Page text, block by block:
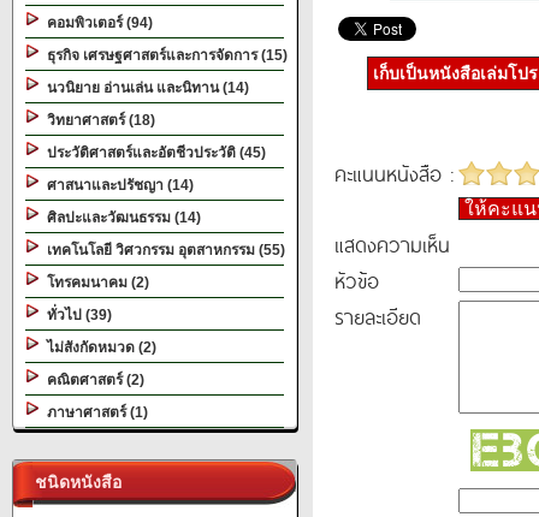
คอมพิวเตอร์ (94)
ธุรกิจ เศรษฐศาสตร์และการจัดการ (15)
นวนิยาย อ่านเล่น และนิทาน (14)
วิทยาศาสตร์ (18)
ประวัติศาสตร์และอัตชีวประวัติ (45)
ศาสนาและปรัชญา (14)
ศิลปะและวัฒนธรรม (14)
เทคโนโลยี วิศวกรรม อุตสาหกรรม (55)
โทรคมนาคม (2)
ทั่วไป (39)
ไม่สังกัดหมวด (2)
คณิตศาสตร์ (2)
ภาษาศาสตร์ (1)
ชนิดหนังสือ
เก็บเป็นหนังสือเล่มโป
คะแนนหนังสือ :
ให้คะแ
แสดงความเห็น
หัวข้อ
รายละเอียด